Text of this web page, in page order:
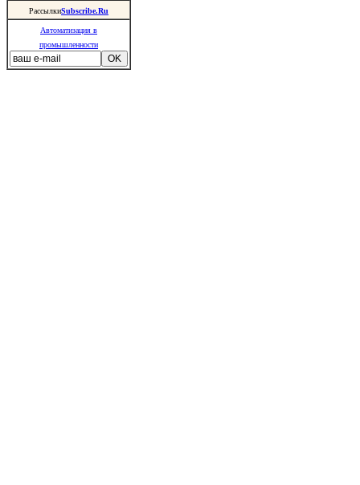
РассылкиSubscribe.Ru
Автоматизация в
промышленности